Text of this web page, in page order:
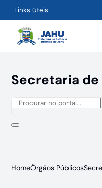
Links úteis
Secretaria de
HomeÓrgãos Públicos